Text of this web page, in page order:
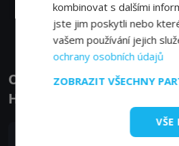
Zobrazit další
Obsazení filmu nebo
Herci a tvůrci
kombinovat s dalšími
jste jim poskytli nebo
vašem používání jejich
ochrany osobních údajů
ZOBRAZIT VŠECHNY
VŠE